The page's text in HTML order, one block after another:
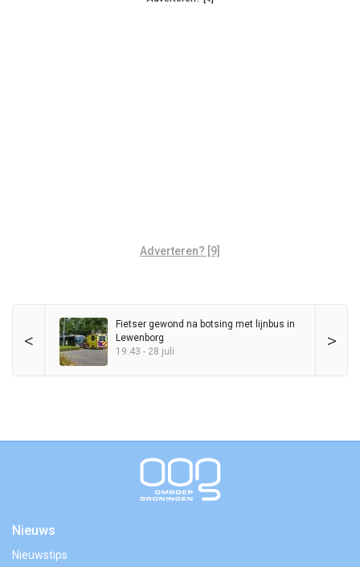
Adverteren? [9]
< >
Fietser gewond na botsing met lijnbus in
Lewenborg
19:43 - 28 juli
Nieuws
Nieuwstips